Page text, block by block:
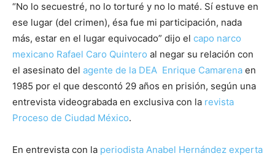
“No lo secuestré, no lo torturé y no lo maté. Sí estuve en
ese lugar (del crimen), ésa fue mi participación, nada
más, estar en el lugar equivocado” dijo el capo narco
mexicano Rafael Caro Quintero al negar su relación con
el asesinato del agente de la DEA Enrique Camarena en
1985 por el que descontó 29 años en prisión, según una
entrevista videograbada en exclusiva con la revista
Proceso de Ciudad México.
En entrevista con la periodista Anabel Hernández experta